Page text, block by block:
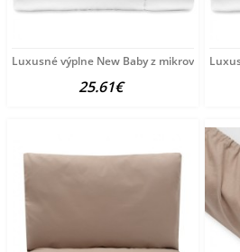
Luxusné výplne New Baby z mikrovlákna
25.61€